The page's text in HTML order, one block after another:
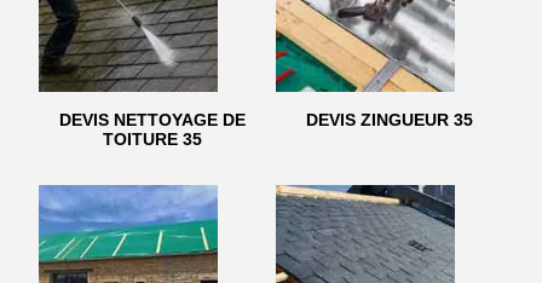
DEVIS NETTOYAGE DE
TOITURE 35
DEVIS ZINGUEUR 35